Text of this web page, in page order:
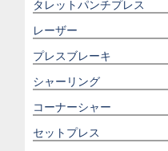
タレットパンチプレス
レーザー
プレスブレーキ
シャーリング
コーナーシャー
セットプレス